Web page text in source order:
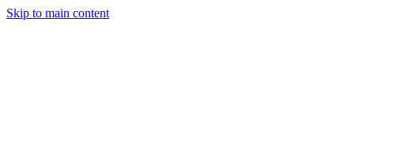
Skip to main content